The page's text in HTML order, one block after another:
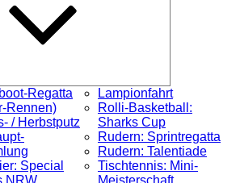
Regatta
Rennen)
/ Herbstputz
Special
NRW
Lampionfahrt
Rolli-Basketball:
Sharks Cup
Rudern: Sprintregatta
Rudern: Talentiade
Tischtennis: Mini-
Meisterschaft